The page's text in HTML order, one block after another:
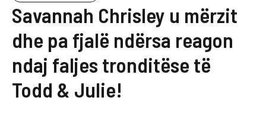
Savannah Chrisley u mërzit
dhe pa fjalë ndërsa reagon
ndaj faljes tronditëse të
Todd & Julie!